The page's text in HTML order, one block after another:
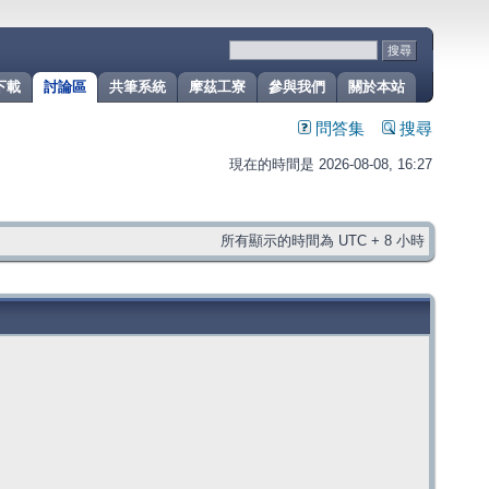
關於本站
參與我們
摩茲工寮
共筆系統
討論區
載
問答集 搜尋
現在的時間是 2026-08-08, 16:27
所有顯示的時間為 UTC + 8 小時